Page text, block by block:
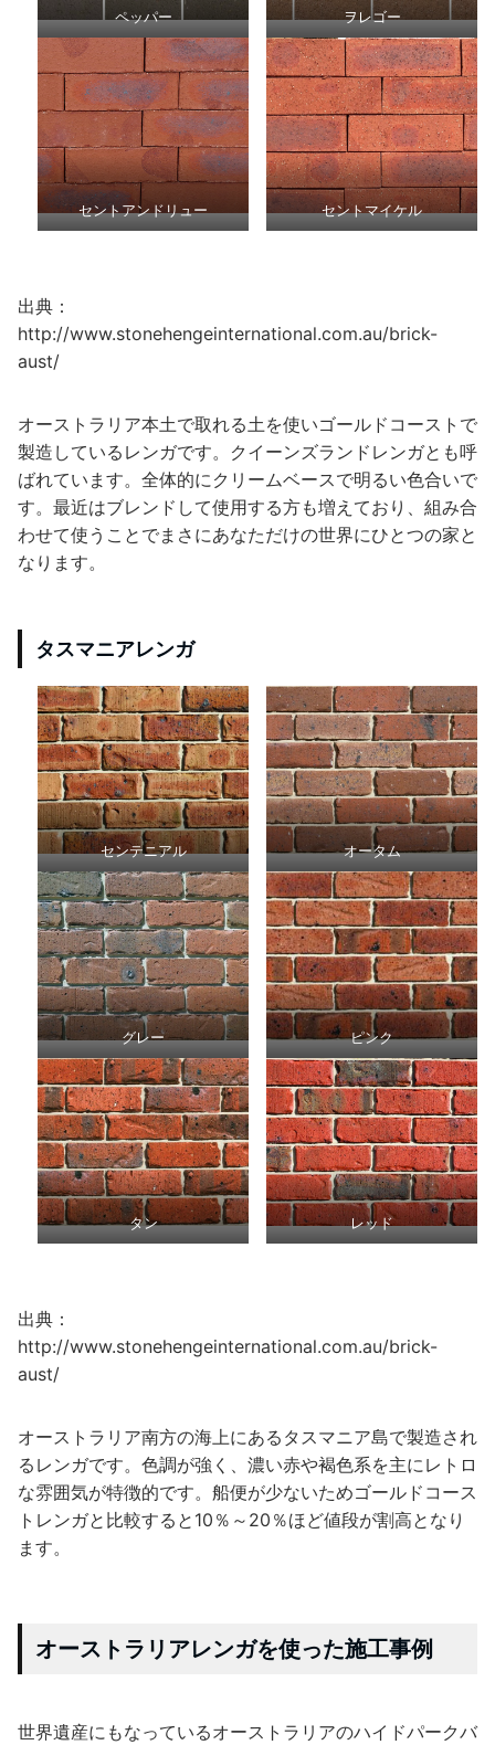
ペッパー ヲレゴー
セントアンドリュー セントマイケル
出典：
http://www.stonehengeinternational.com.au/brick-
aust/
オーストラリア本土で取れる土を使いゴールドコーストで
製造しているレンガです。クイーンズランドレンガとも呼
ばれています。全体的にクリームベースで明るい色合いで
す。最近はブレンドして使用する方も増えており、組み合
わせて使うことでまさにあなただけの世界にひとつの家と
なります。
タスマニアレンガ
センテニアル オータム
グレー ピンク
タン レッド
出典：
http://www.stonehengeinternational.com.au/brick-
aust/
オーストラリア南方の海上にあるタスマニア島で製造され
るレンガです。色調が強く、濃い赤や褐色系を主にレトロ
な雰囲気が特徴的です。船便が少ないためゴールドコース
トレンガと比較すると10％～20％ほど値段が割高となり
ます。
オーストラリアレンガを使った施工事例
世界遺産にもなっているオーストラリアのハイドパークバ